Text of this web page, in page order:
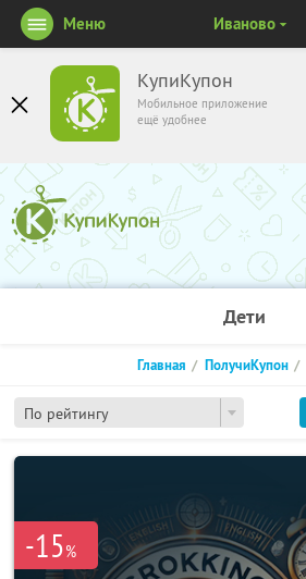
КупиКупон
Мобильное приложение
ещё удобнее
Меню Иваново
Дети
По рейтингу
Главная ПолучиКупон
-15%